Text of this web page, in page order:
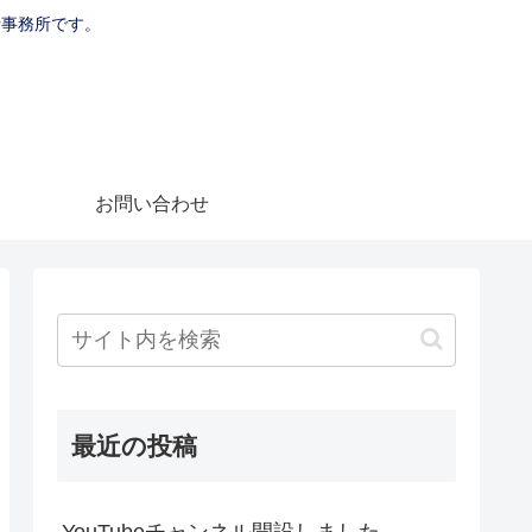
務所です。
お問い合わせ
最近の投稿